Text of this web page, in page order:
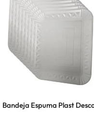
Bandeja Espuma Plast